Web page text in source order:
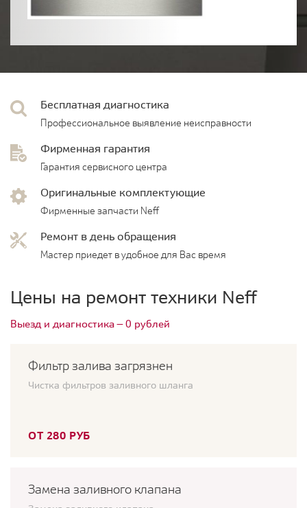
Бесплатная диагностика
Профессиональное выявление неисправности
Фирменная гарантия
Гарантия сервисного центра
Оригинальные комплектующие
Фирменные запчасти Neff
Ремонт в день обращения
Мастер приедет в удобное для Вас время
Цены на ремонт техники Neff
Выезд и диагностика — 0 рублей
Фильтр залива загрязнен
Чистка фильтров заливного шланга
ОТ 280 РУБ
Замена заливного клапана